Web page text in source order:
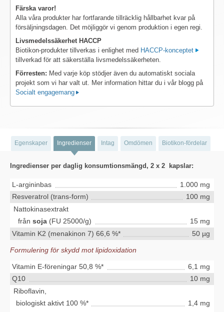
Färska varor!
Alla våra produkter har fortfarande tillräcklig hållbarhet kvar på
försäljningsdagen. Det möjliggör vi genom produktion i egen regi.
Livsmedelssäkerhet HACCP
Biotikon-produkter tillverkas i enlighet med HACCP-konceptet
tillverkad för att säkerställa livsmedelssäkerheten.
Förresten: Med varje köp stödjer även du automatiskt sociala
projekt som vi har valt ut. Mer information hittar du i vår blogg på
Socialt engagemang
Egenskaper Ingredienser Intag Omdömen Biotikon-fördelar
Ingredienser per daglig konsumtionsmängd, 2 x 2 kapslar:
L-argininbas
1.000 mg
Resveratrol (trans-form)
100 mg
Nattokinasextrakt
frånsoja (FU 25000/g)
15 mg
Vitamin K2 (menakinon 7) 66,6 %*
50 µg
Formulering för skydd mot lipidoxidation
Vitamin E-föreningar 50,8 %*
6,1 mg
Q10
10 mg
Riboflavin,
biologiskt aktivt 100 %*
1,4 mg